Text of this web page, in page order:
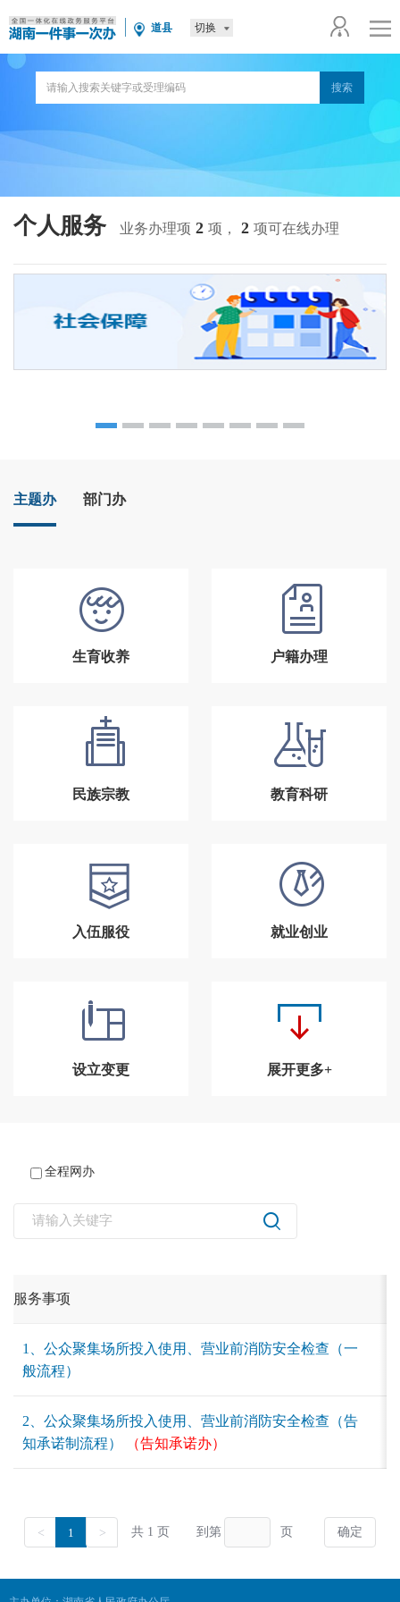
道县 切换
个人服务 业务办理项 2 项， 2 项可在线办理
主题办 部门办
生育收养 户籍办理
民族宗教 教育科研
入伍服役 就业创业
设立变更 展开更多+
全程网办